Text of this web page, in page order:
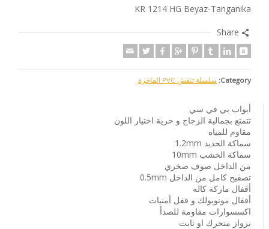
KR 1214 HG Beyaz-Tanganika
Share
Category: سلسلة تنقش PVC الفاخرة
أبواب بي في سي
تتمتع بجمالية الزجاج و حرية اختيار اللون
مقاوم للمياه
سماكة الحديد 1.2mm
سماكة الخشب 10mm
من الداخل صوف صخري
تصفيح كامل من الداخل 0.5mm
أقفال ماركة كاله
أقفال مونوبولك و قفل أمنيات
اكسسوارات مقاومة للصدأ
برواز متحرك او ثابت